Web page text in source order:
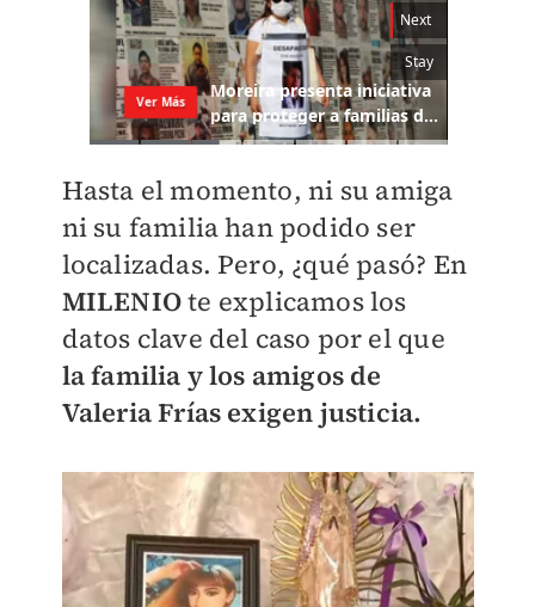
Hasta el momento, ni su amiga
ni su familia han podido ser
localizadas. Pero, ¿qué pasó? En
MILENIOte explicamos los
datos clave del caso por el que
la familia y los amigos de
Valeria Frías exigen justicia.